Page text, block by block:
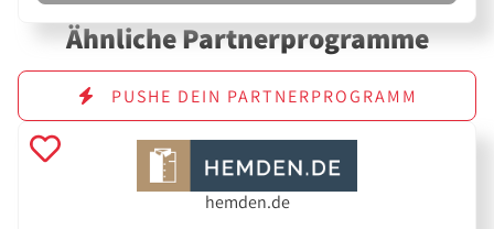
Ähnliche Partnerprogramme
PUSHE DEIN PARTNERPROGRAMM
hemden.de